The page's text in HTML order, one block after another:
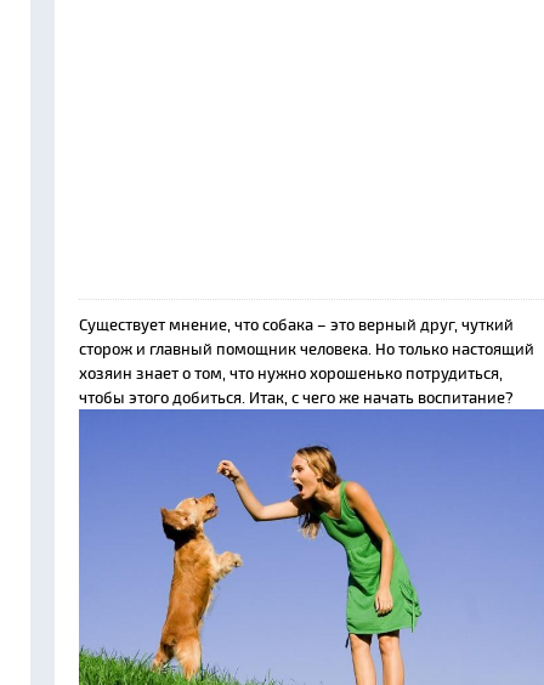
Существует мнение, что собака – это верный друг, чуткий
сторож и главный помощник человека. Но только настоящий
хозяин знает о том, что нужно хорошенько потрудиться,
чтобы этого добиться. Итак, с чего же начать воспитание?